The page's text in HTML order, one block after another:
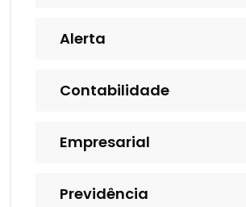
Alerta
Contabilidade
Empresarial
Previdência